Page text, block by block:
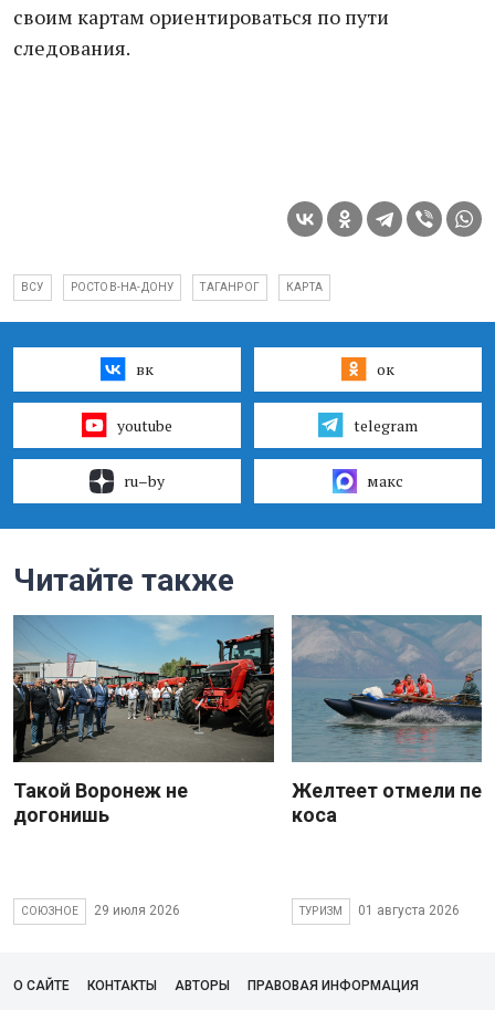
своим картам ориентироваться по пути
следования.
ВСУ РОСТОВ-НА-ДОНУ ТАГАНРОГ КАРТА
вк ок
youtube telegram
ru–by макс
Читайте также
Такой Воронеж не
догонишь
СОЮЗНОЕ 29 июля 2026
Желтеет отмели
коса
ТУРИЗМ 01 августа 2026
О САЙТЕ КОНТАКТЫ АВТОРЫ ПРАВОВАЯ ИНФОРМАЦИЯ